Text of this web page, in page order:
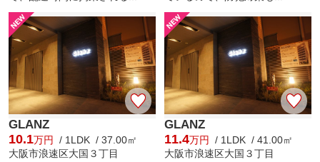
GLANZ
10.1万円
/ 1LDK / 37.00㎡
大阪市浪速区大国３丁目
GLANZ
11.4万円
/ 1LDK / 41.00㎡
大阪市浪速区大国３丁目